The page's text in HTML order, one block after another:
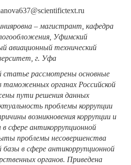
– магистрант, кафедра
Уфимский
авиационный технический
г. Уфа
статье рассмотрены основные
таможенных органах Российской
пути решения данных
проблемы коррупции
возникновения коррупции и
в сфере антикоррупционной
проблемы несовершенства
в сфере антикоррупционной
органов. Приведена